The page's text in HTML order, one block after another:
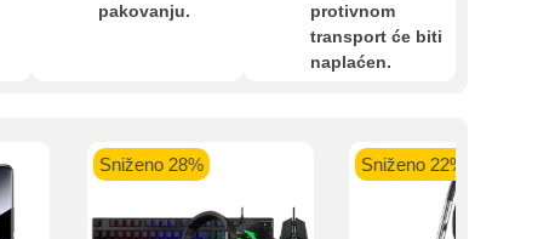
pakovanju.
protivnom
transport će biti
naplaćen.
Sniženo 28% Sniženo 22%
O nama
Uvjeti i odredbe